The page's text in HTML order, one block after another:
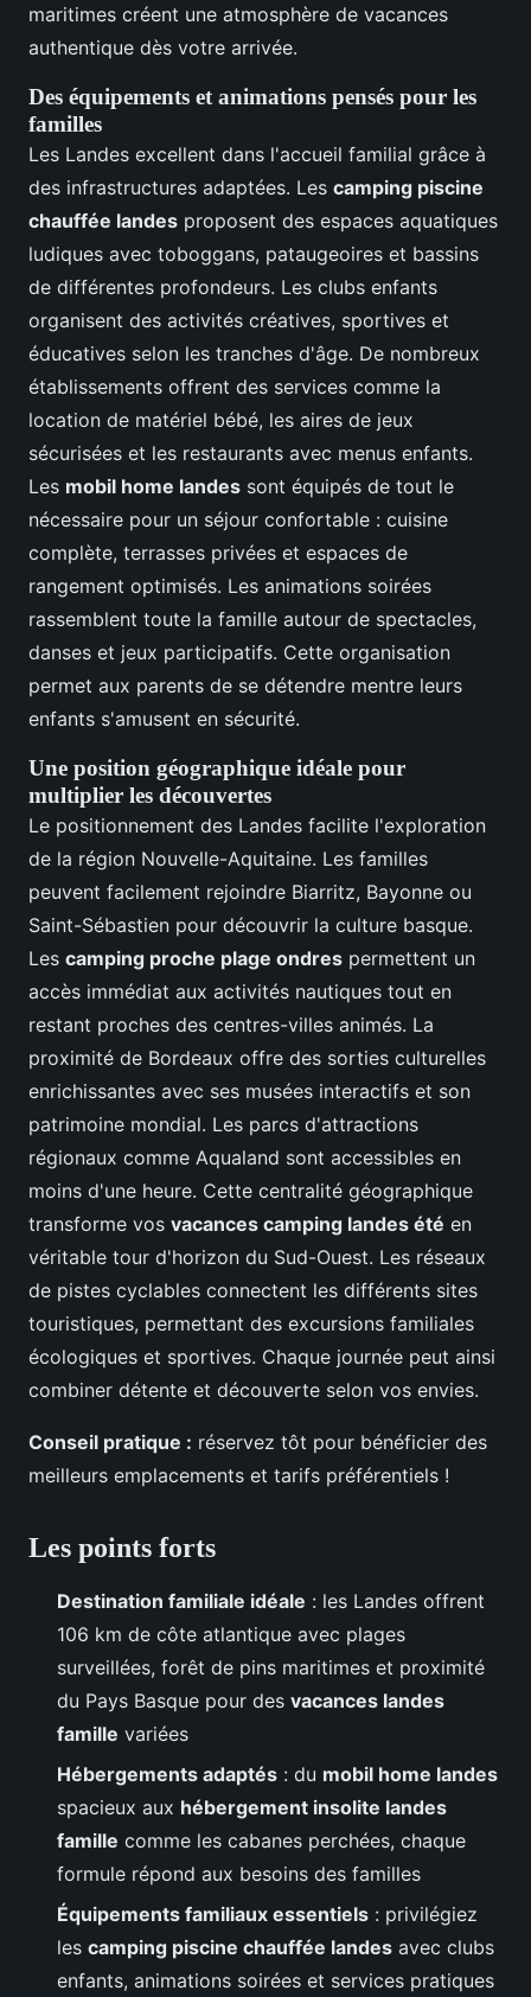
maritimes créent une atmosphère de vacances
authentique dès votre arrivée.
Des équipements et animations pensés pour les
familles
Les Landes excellent dans l'accueil familial grâce à
des infrastructures adaptées. Les camping piscine
chauffée landes proposent des espaces aquatiques
ludiques avec toboggans, pataugeoires et bassins
de différentes profondeurs. Les clubs enfants
organisent des activités créatives, sportives et
éducatives selon les tranches d'âge. De nombreux
établissements offrent des services comme la
location de matériel bébé, les aires de jeux
sécurisées et les restaurants avec menus enfants.
Les mobil home landes sont équipés de tout le
nécessaire pour un séjour confortable : cuisine
complète, terrasses privées et espaces de
rangement optimisés. Les animations soirées
rassemblent toute la famille autour de spectacles,
danses et jeux participatifs. Cette organisation
permet aux parents de se détendre mentre leurs
enfants s'amusent en sécurité.
Une position géographique idéale pour
multiplier les découvertes
Le positionnement des Landes facilite l'exploration
de la région Nouvelle-Aquitaine. Les familles
peuvent facilement rejoindre Biarritz, Bayonne ou
Saint-Sébastien pour découvrir la culture basque.
Les camping proche plage ondres permettent un
accès immédiat aux activités nautiques tout en
restant proches des centres-villes animés. La
proximité de Bordeaux offre des sorties culturelles
enrichissantes avec ses musées interactifs et son
patrimoine mondial. Les parcs d'attractions
régionaux comme Aqualand sont accessibles en
moins d'une heure. Cette centralité géographique
transforme vos vacances camping landes été en
véritable tour d'horizon du Sud-Ouest. Les réseaux
de pistes cyclables connectent les différents sites
touristiques, permettant des excursions familiales
écologiques et sportives. Chaque journée peut ainsi
combiner détente et découverte selon vos envies.
Conseil pratique : réservez tôt pour bénéficier des
meilleurs emplacements et tarifs préférentiels !
Les points forts
Destination familiale idéale : les Landes offrent
106 km de côte atlantique avec plages
surveillées, forêt de pins maritimes et proximité
du Pays Basque pour des vacances landes
famille variées
Hébergements adaptés : du mobil home landes
spacieux aux hébergement insolite landes
famille comme les cabanes perchées, chaque
formule répond aux besoins des familles
Équipements familiaux essentiels : privilégiez
les camping piscine chauffée landes avec clubs
enfants, animations soirées et services pratiques